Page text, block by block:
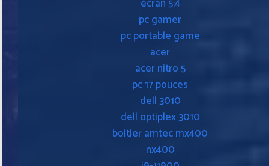
écran 5:4
pc gamer
pc portable game
acer
acer nitro 5
pc 17 pouces
dell 3010
dell optiplex 3010
boitier amtec mx400
nx400